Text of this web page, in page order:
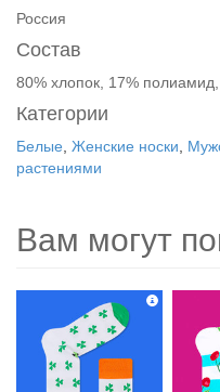
Россия
Состав
80% хлопок, 17%
Категории
Белые Женские носки
растениями
Вам могут